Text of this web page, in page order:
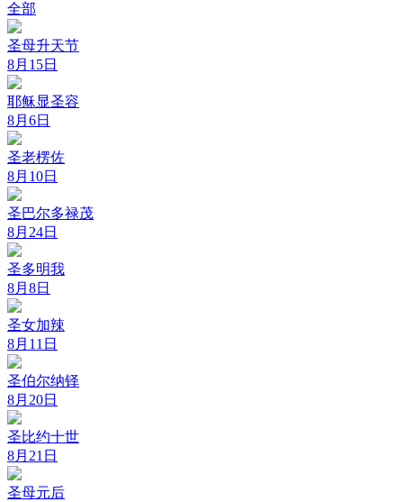
全部
圣母升天节
8月15日
耶稣显圣容
8月6日
圣老楞佐
8月10日
圣巴尔多禄茂
8月24日
圣多明我
8月8日
圣女加辣
8月11日
圣伯尔纳铎
8月20日
圣比约十世
8月21日
圣母元后